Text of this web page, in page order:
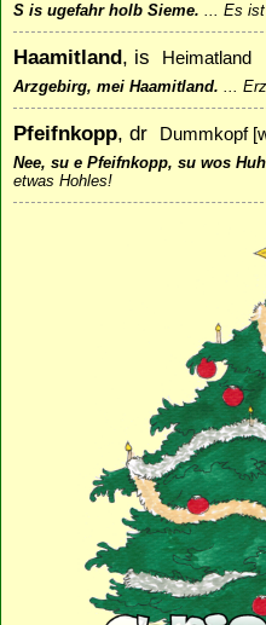
S is ugefahr holb Sieme. ... Es ist
Haamitland, is Heimatland
Arzgebirg, mei Haamitland. ...
Pfeifnkopp, dr Dummkopf
Nee, su e Pfeifnkopp, su wos
etwas Hohles!